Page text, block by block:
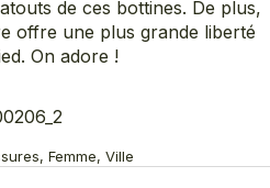
de ces bottines. De plus,
offre une plus grande liberté
On adore !
Femme, Ville